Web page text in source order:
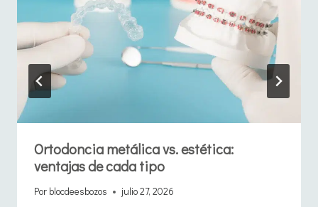
Ortodoncia metálica vs. estética:
ventajas de cada tipo
Por blocdeesbozos julio 27, 2026